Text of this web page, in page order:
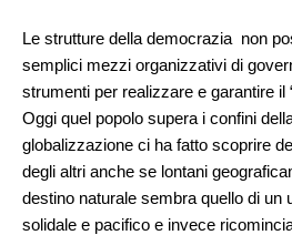
Le strutture della democrazia non
semplici mezzi organizzativi di
strumenti per realizzare e garantire il
Oggi quel popolo supera i confini
globalizzazione ci ha fatto scoprire
degli altri anche se lontani
destino naturale sembra quello di un
solidale e pacifico e invece